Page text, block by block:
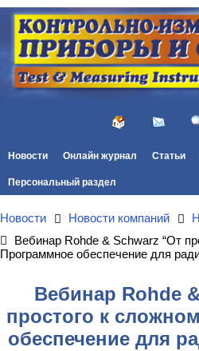
Новости Онлайн журнал Статьи
Персональный раздел
Новости Новости компаний
Вебинар Rohde & Schwarz “От
Программное обеспечение для
Вебинар Rohde
простого к
обеспечение для